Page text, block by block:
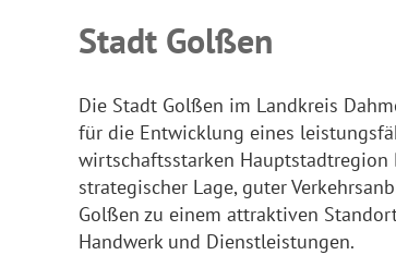
Stadt Golßen
Die Stadt Golßen im Landkreis
für die Entwicklung eines
wirtschaftsstarken
strategischer Lage, guter
Golßen zu einem attraktiven
Handwerk und Dienstleistungen.